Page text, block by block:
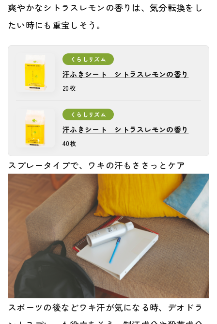
爽やかなシトラスレモンの香りは、気分転換をし
たい時にも重宝しそう。
くらしリズム
汗ふきシート シトラスレモンの香り
汗ふきシート シトラスレモンの香り
20枚
くらしリズム
汗ふきシート シトラスレモンの香り
汗ふきシート シトラスレモンの香り
40枚
スプレータイプで、ワキの汗もささっとケア
スポーツの後などワキ汗が気になる時、デオドラ